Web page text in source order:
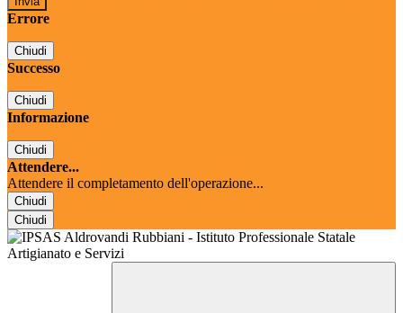
Errore
Chiudi
Successo
Chiudi
Informazione
Chiudi
Attendere...
Attendere il completamento dell'operazione...
Chiudi
Chiudi